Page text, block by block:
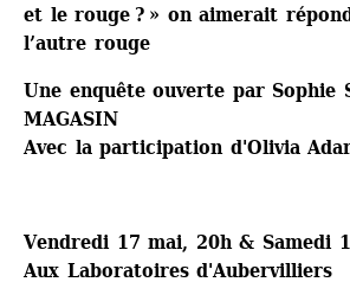
et le rouge ? » on aimerait
l’autre rouge
Une enquête ouverte par Sophie
MAGASIN
Avec la participation d'Olivia
Vendredi 17 mai, 20h & Samedi
Aux Laboratoires d'Aubervilliers